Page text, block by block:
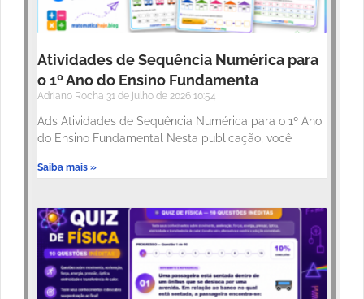
Atividades de Sequência Numérica para
o 1º Ano do Ensino Fundamenta
Adriano Rocha 31 de julho de 2026 10:54
Ads Atividades de Sequência Numérica para o 1º Ano
do Ensino Fundamental Nesta publicação, você
Saiba mais »